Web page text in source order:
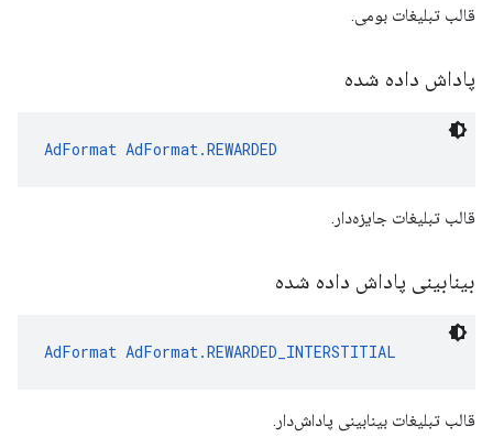
قالب تبلیغات بومی.
پاداش داده شده
AdFormat AdFormat.REWARDED
قالب تبلیغات جایزه‌دار.
بینابینی پاداش داده شده
AdFormat AdFormat.REWARDED_INTERSTITIAL
قالب تبلیغات بینابینی پاداش‌دار.